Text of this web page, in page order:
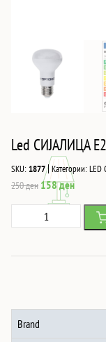
Led СИJАЛИЦА
SKU:1877|Категории:LED
250ден Original
price
was:
158денCurrent
price
158
СИJАЛИЦА
175-
256V
Brand